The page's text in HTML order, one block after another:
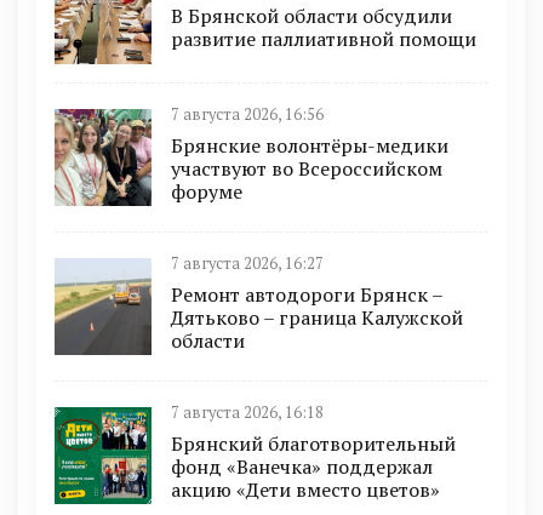
В Брянской области обсудили
развитие паллиативной помощи
7 августа 2026, 16:56
Брянские волонтёры-медики
участвуют во Всероссийском
форуме
7 августа 2026, 16:27
Ремонт автодороги Брянск –
Дятьково – граница Калужской
области
7 августа 2026, 16:18
Брянский благотворительный
фонд «Ванечка» поддержал
акцию «Дети вместо цветов»